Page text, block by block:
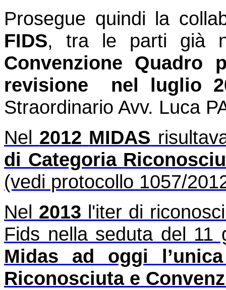
Prosegue quindi la
FIDS, tra le parti già
Convenzione Quadro
revisione nel luglio
Straordinario Avv. Luca
Nel 2012 MIDAS
di Categoria
(vedi protocollo 1057/
Nel 2013 l'iter di
Fids nella seduta del
Midas ad oggi
Riconosciuta e